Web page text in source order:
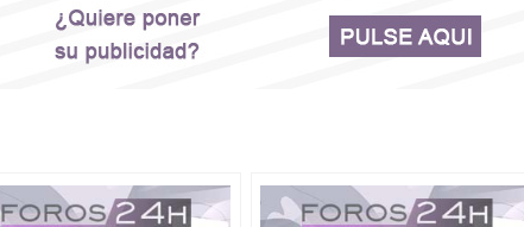
学毕业证QQ微信551190476国外毕业证去哪认证QQ微信
国外毕业证外壳定制QQ微信551190476快速代办国外毕业证QQ
国外留学文凭认证QQ微信551190476国外文凭回国认
业证怎么办理QQ微信551190476国外大学文凭真制作QQ微信
551190476办理国外文凭要交定金吗QQ微信551190476办国外可
信吗QQ微信551190476学士学位证书查询机构QQ微信